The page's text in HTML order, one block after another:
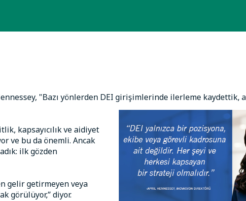
"Bazı yönlerden DEI girişimlerinde ilerleme kaydettik,
kapsayıcılık ve aidiyet
ve bu da önemli. Ancak
ilk gözden
gelir getirmeyen veya
görülüyor,” diyor.